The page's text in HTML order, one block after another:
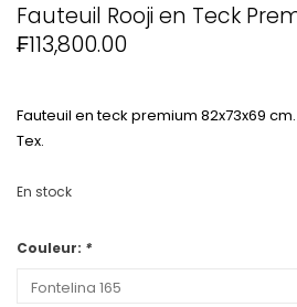
Fauteuil Rooji en Teck
₣113,800.00
Fauteuil en teck premium 82x73x69
Tex.
En stock
Couleur: *